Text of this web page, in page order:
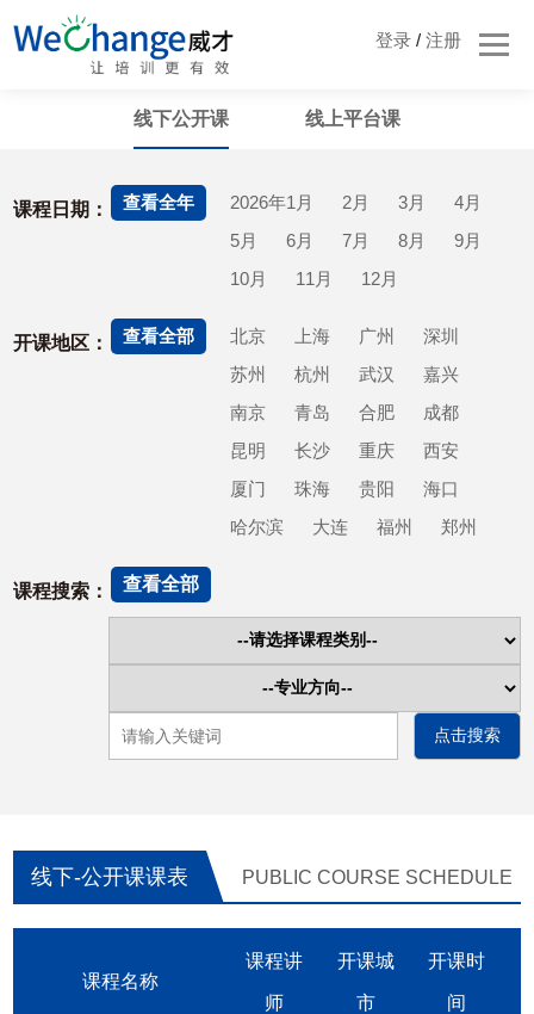
登录/ 注册
线下公开课 线上平台课
课程日期： 查看全年 2026年1月 2月 3月
4月
5月
6月 7月 8月
9月
10月
11月 12月
开课地区： 查看全部 北京 上海 广州
深圳
苏州
杭州 武汉
嘉兴
南京
青岛 合肥
成都
昆明
长沙 重庆
西安
厦门
珠海 贵阳
海口
哈尔滨
大连 福州 郑州
课程搜索： 查看全部
线下-公开课课表 PUBLIC COURSE SCHEDULE
课程名称
课程讲
师
开课城
市
开课时
间